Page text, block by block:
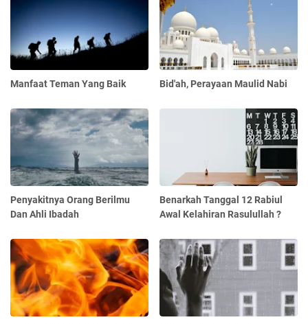
Manfaat Teman Yang Baik Bid'ah, Perayaan Maulid Nabi
Penyakitnya Orang Berilmu
Dan Ahli Ibadah
Benarkah Tanggal 12 Rabiul
Awal Kelahiran Rasulullah ?